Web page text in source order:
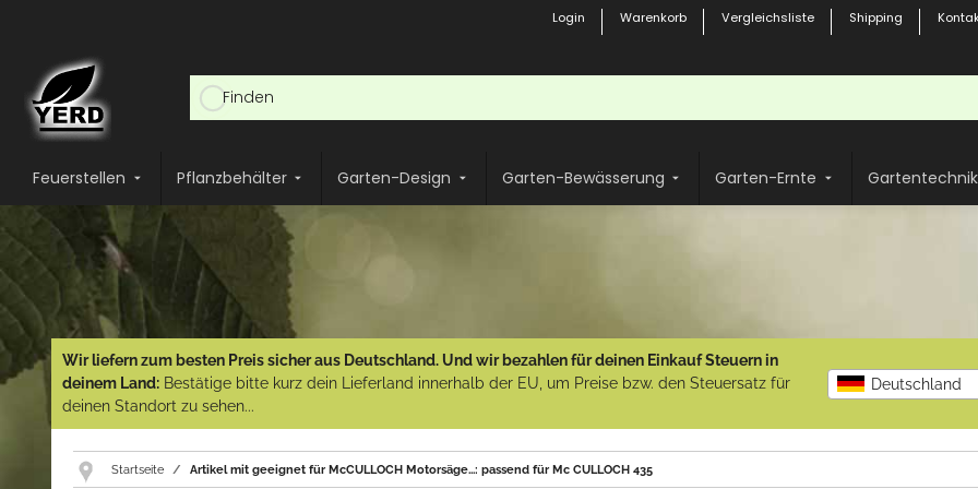
Login Warenkorb Vergleichsliste Shipping
Feuerstellen Pflanzbehälter Garten-Design Garten-Bewässerung Garten-Ernte Gartentechnik
Wir liefern zum besten Preis sicher aus Deutschland. Und wir bezahlen für deinen Einkauf Steuern in
deinem Land: Bestätige bitte kurz dein Lieferland innerhalb der EU, um Preise bzw. den Steuersatz für
deinen Standort zu sehen...
Deutschland
Startseite Artikel mit geeignet für McCULLOCH Motorsäge...: passend für Mc CULLOCH 435